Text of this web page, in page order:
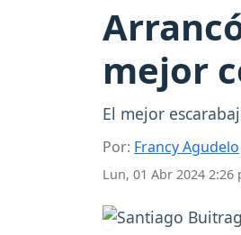
mejor
El mejor
Por: Francy Agudelo
Lun, 01 Abr 2024 2:26